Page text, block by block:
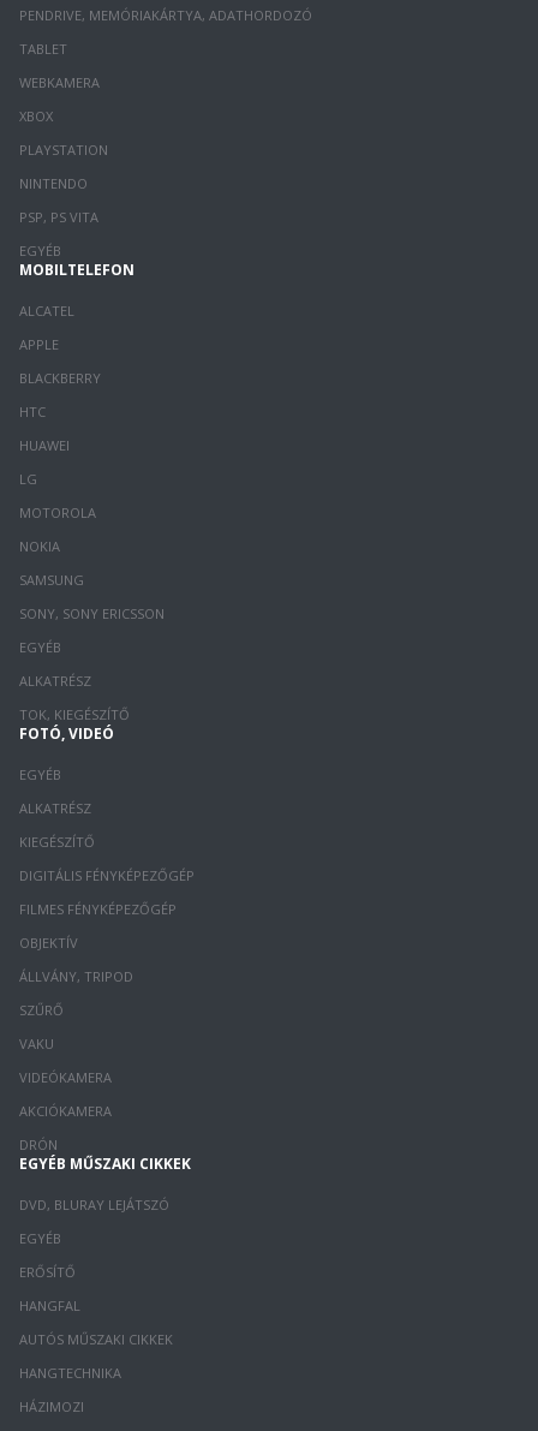
PENDRIVE, MEMÓRIAKÁRTYA, ADATHORDOZÓ
TABLET
WEBKAMERA
XBOX
PLAYSTATION
NINTENDO
PSP, PS VITA
EGYÉB
MOBILTELEFON
ALCATEL
APPLE
BLACKBERRY
HTC
HUAWEI
LG
MOTOROLA
NOKIA
SAMSUNG
SONY, SONY ERICSSON
EGYÉB
ALKATRÉSZ
TOK, KIEGÉSZÍTŐ
FOTÓ, VIDEÓ
EGYÉB
ALKATRÉSZ
KIEGÉSZÍTŐ
DIGITÁLIS FÉNYKÉPEZŐGÉP
FILMES FÉNYKÉPEZŐGÉP
OBJEKTÍV
ÁLLVÁNY, TRIPOD
SZŰRŐ
VAKU
VIDEÓKAMERA
AKCIÓKAMERA
DRÓN
EGYÉB MŰSZAKI CIKKEK
DVD, BLURAY LEJÁTSZÓ
EGYÉB
ERŐSÍTŐ
HANGFAL
AUTÓS MŰSZAKI CIKKEK
HANGTECHNIKA
HÁZIMOZI